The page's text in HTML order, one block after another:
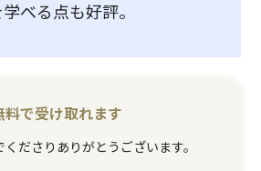
べる点も好評。
料で受け取れます
くださりありがとうございます。